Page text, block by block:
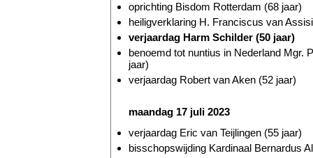
oprichting Bisdom Rotterdam (68 jaar)
heiligverklaring H. Franciscus van
verjaardag Harm Schilder (50 jaar)
benoemd tot nuntius in Nederland Mgr.
jaar)
verjaardag Robert van Aken (52 jaar)
maandag 17 juli 2023
verjaardag Eric van Teijlingen (55 jaar)
bisschopswijding Kardinaal Bernardus